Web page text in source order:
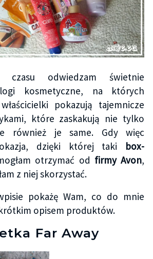
czasu odwiedzam świetnie
kosmetyczne, na których
pokazują tajemnicze
które zaskakują nie tylko
również je same. Gdy więc
okazja, dzięki której taki box-
otrzymać od firmy Avon,
z niej skorzystać.
pokażę Wam, co do mnie
opisem produktów.
Far Away